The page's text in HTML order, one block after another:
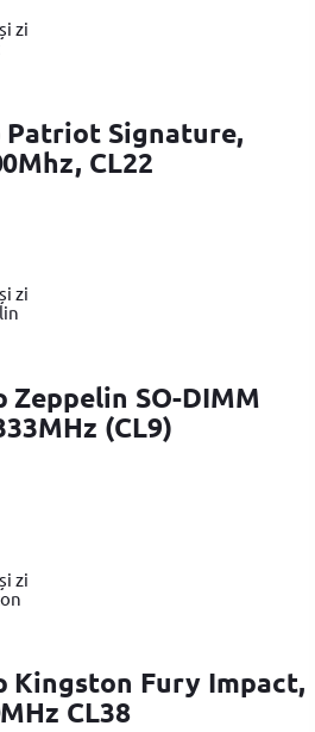
zi
Signature,
CL22
zi
SO-DIMM
(CL9)
zi
Kingston Fury Impact,
CL38